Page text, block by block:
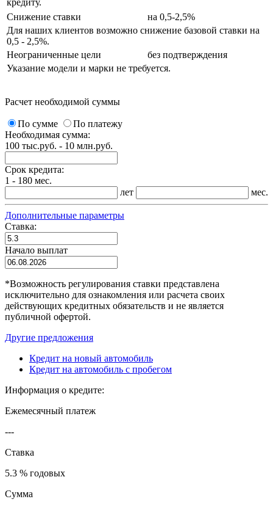
Снижение ставки
на 0,5-2,5%
Для наших клиентов возможно снижение базовой ставки на
0,5 - 2,5%.
Неограниченные цели
без подтверждения
Указание модели и марки не требуется.
Расчет необходимой суммы
По сумме
По платежу
Необходимая сумма:
100 тыс.руб. - 10 млн.руб.
Срок кредита:
1 - 180 мес.
лет
мес.
Дополнительные параметры
Ставка:
Начало выплат
*Возможность регулирования ставки представлена
исключительно для ознакомления или расчета своих
действующих кредитных обязательств и не является
публичной офертой.
Другие предложения
Кредит на новый автомобиль
Кредит на автомобиль с пробегом
Информация о кредите:
Ежемесячный платеж
---
Ставка
5.3 % годовых
Сумма